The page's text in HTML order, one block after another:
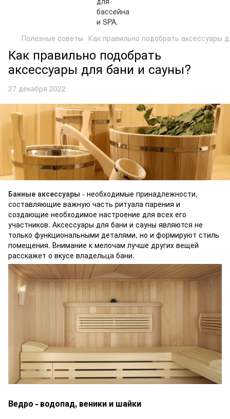
Полезные советы Как правильно подобрать аксессуары
Как правильно подобрать
аксессуары для бани и сауны?
27 декабря 2022
Банные аксессуары - необходимые принадлежности,
составляющие важную часть ритуала парения и
создающие необходимое настроение для всех его
участников. Аксессуары для бани и сауны являются не
только функциональными деталями, но и формируют стиль
помещения. Внимание к мелочам лучше других вещей
расскажет о вкусе владельца бани.
Ведро - водопад, веники и шайки